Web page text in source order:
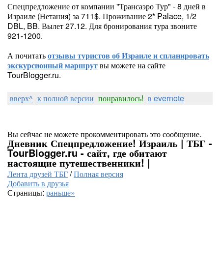
Спецпредложение от компании "Трансаэро Тур" - 8 дней в
Израиле (Нетания) за 711$. Проживание 2* Palace, 1/2
DBL, BB. Вылет 27.12. Для бронирования тура звоните
921-1200.
А почитатьотзывы туристов об Израиле и спланировать
экскурсионный маршрутвы можете на сайте
TourBlogger.ru.
вверх^ к полной версии понравилось! в evernote
Вы сейчас не можете прокомментировать это сообщение.
Дневник Спецпредложение! Израиль | ТБГ -
TourBlogger.ru - сайт, где обитают
настоящие путешественники! |
Лента друзей ТБГ/Полная версия
Добавить в друзья
Страницы: раньше»